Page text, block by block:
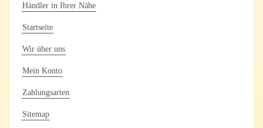
Händler in Ihrer Nähe
Startseite
Wir über uns
Mein Konto
Zahlungsarten
Sitemap